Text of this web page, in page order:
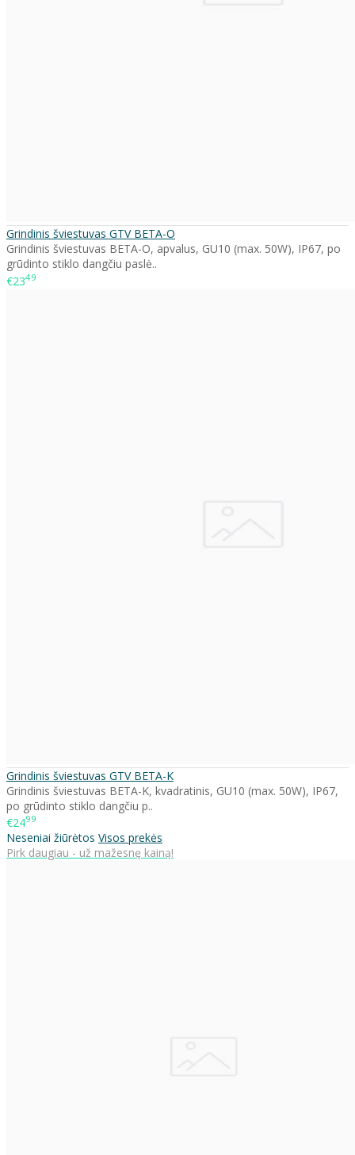
Grindinis šviestuvas GTV BETA-O
Grindinis šviestuvas BETA-O, apvalus, GU10 (max. 50W), IP67, po
grūdinto stiklo dangčiu paslė..
€2349
Grindinis šviestuvas GTV BETA-K
Grindinis šviestuvas BETA-K, kvadratinis, GU10 (max. 50W), IP67,
po grūdinto stiklo dangčiu p..
€2499
Neseniai žiūrėtos Visos prekės
Pirk daugiau - už mažesnę kainą!